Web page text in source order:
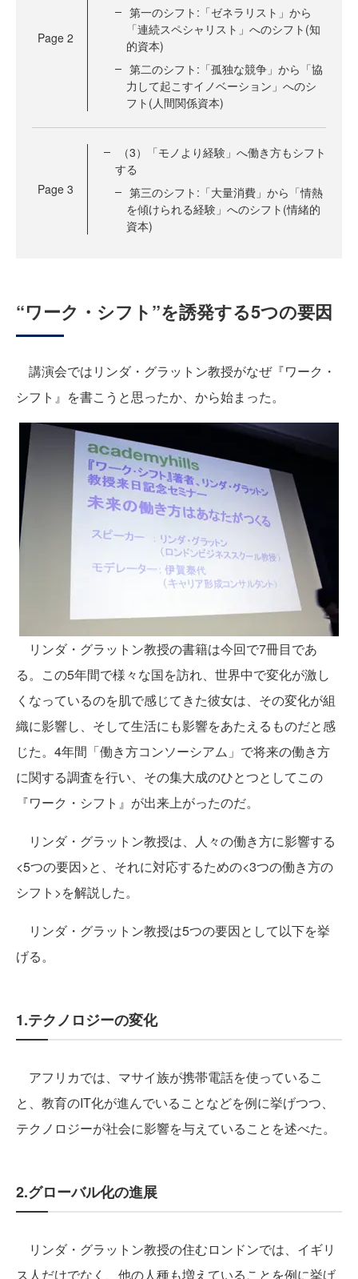
Page 2
第一のシフト:「ゼネラリスト」から
「連続スペシャリスト」へのシフト(知
的資本)
第二のシフト:「孤独な競争」から「協
力して起こすイノベーション」へのシ
フト(人間関係資本)
Page 3
（3）「モノより経験」へ働き方もシフト
する
第三のシフト:「大量消費」から「情熱
を傾けられる経験」へのシフト(情緒的
資本)
“ワーク・シフト”を誘発する5つの要因
講演会ではリンダ・グラットン教授がなぜ『ワーク・
シフト』を書こうと思ったか、から始まった。
リンダ・グラットン教授の書籍は今回で7冊目であ
る。この5年間で様々な国を訪れ、世界中で変化が激し
くなっているのを肌で感じてきた彼女は、その変化が組
織に影響し、そして生活にも影響をあたえるものだと感
じた。4年間「働き方コンソーシアム」で将来の働き方
に関する調査を行い、その集大成のひとつとしてこの
『ワーク・シフト』が出来上がったのだ。
リンダ・グラットン教授は、人々の働き方に影響する
<5つの要因>と、それに対応するための<3つの働き方の
シフト>を解説した。
リンダ・グラットン教授は5つの要因として以下を挙
げる。
1.テクノロジーの変化
アフリカでは、マサイ族が携帯電話を使っているこ
と、教育のIT化が進んでいることなどを例に挙げつつ、
テクノロジーが社会に影響を与えていることを述べた。
2.グローバル化の進展
リンダ・グラットン教授の住むロンドンでは、イギリ
ス人だけでなく、他の人種も増えていることを例に挙げ